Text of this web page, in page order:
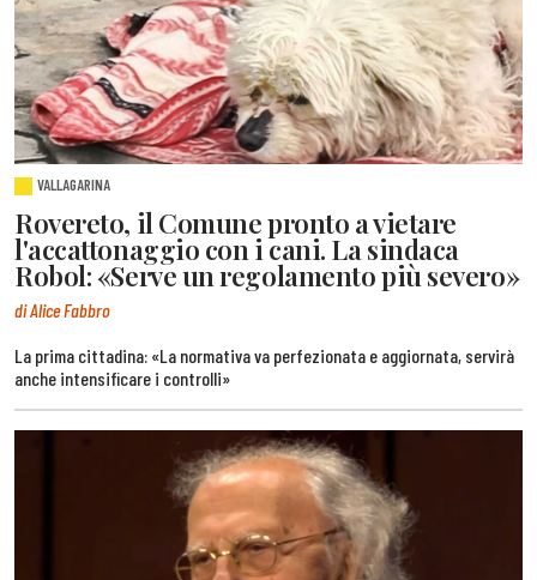
VALLAGARINA
Rovereto, il Comune pronto a vietare
l'accattonaggio con i cani. La sindaca
Robol: «Serve un regolamento più severo»
di Alice Fabbro
La prima cittadina: «La normativa va perfezionata e aggiornata, servirà
anche intensificare i controlli»